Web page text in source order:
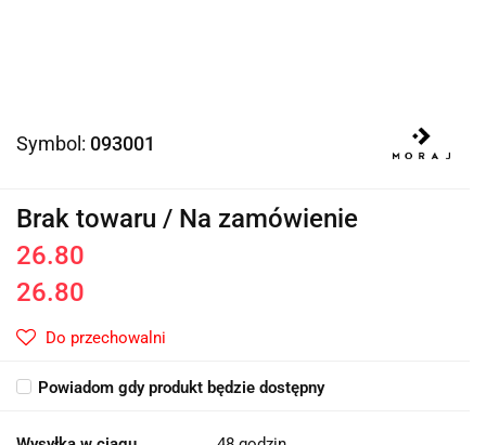
Symbol: 093001
Brak towaru / Na zamówienie
26.80
26.80
Do przechowalni
Powiadom gdy produkt będzie dostępny